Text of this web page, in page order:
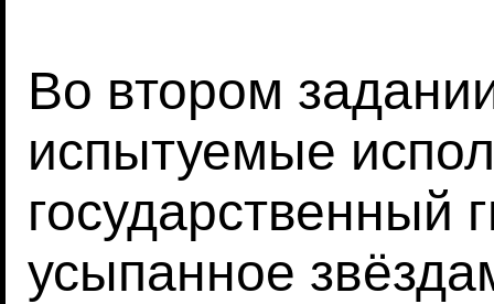
Во втором
испытуемые
усыпанное